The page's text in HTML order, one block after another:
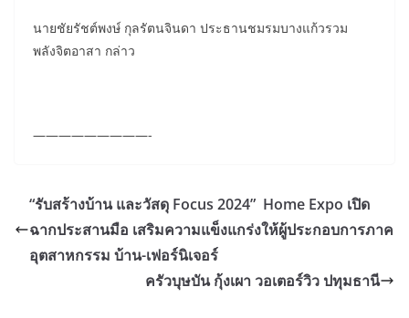
นายชัยรัชต์พงษ์ กุลรัตนจินดา ประธานชมรมบางแก้วรวม
พลังจิตอาสา กล่าว
—————————-
“รับสร้างบ้าน และวัสดุ Focus 2024” Home Expo เปิด
ฉากประสานมือ เสริมความแข็งแกร่งให้ผู้ประกอบการภาค
อุตสาหกรรม บ้าน-เฟอร์นิเจอร์
ครัวบุษบัน กุ้งเผา วอเตอร์วิว ปทุมธานี